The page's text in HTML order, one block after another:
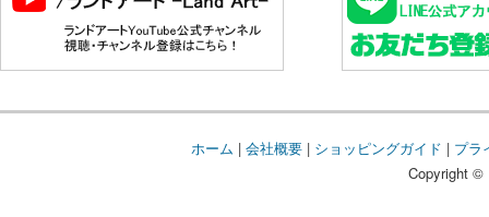
ホーム | 会社概要| ショッピングガイド | プラ
Copyright ©